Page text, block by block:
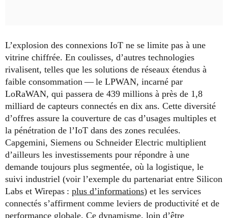
L’explosion des connexions IoT ne se limite pas à une
vitrine chiffrée. En coulisses, d’autres technologies
rivalisent, telles que les solutions de réseaux étendus à
faible consommation — le LPWAN, incarné par
LoRaWAN, qui passera de 439 millions à près de 1,8
milliard de capteurs connectés en dix ans. Cette diversité
d’offres assure la couverture de cas d’usages multiples et
la pénétration de l’IoT dans des zones reculées.
Capgemini, Siemens ou Schneider Electric multiplient
d’ailleurs les investissements pour répondre à une
demande toujours plus segmentée, où la logistique, le
suivi industriel (voir l’exemple du partenariat entre Silicon
Labs et Wirepas : plus d’informations) et les services
connectés s’affirment comme leviers de productivité et de
performance globale. Ce dynamisme, loin d’être